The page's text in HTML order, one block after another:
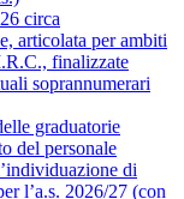
circa
articolata per ambiti
finalizzate
soprannumerari
graduatorie
del personale
di
l’a.s. 2026/27 (con